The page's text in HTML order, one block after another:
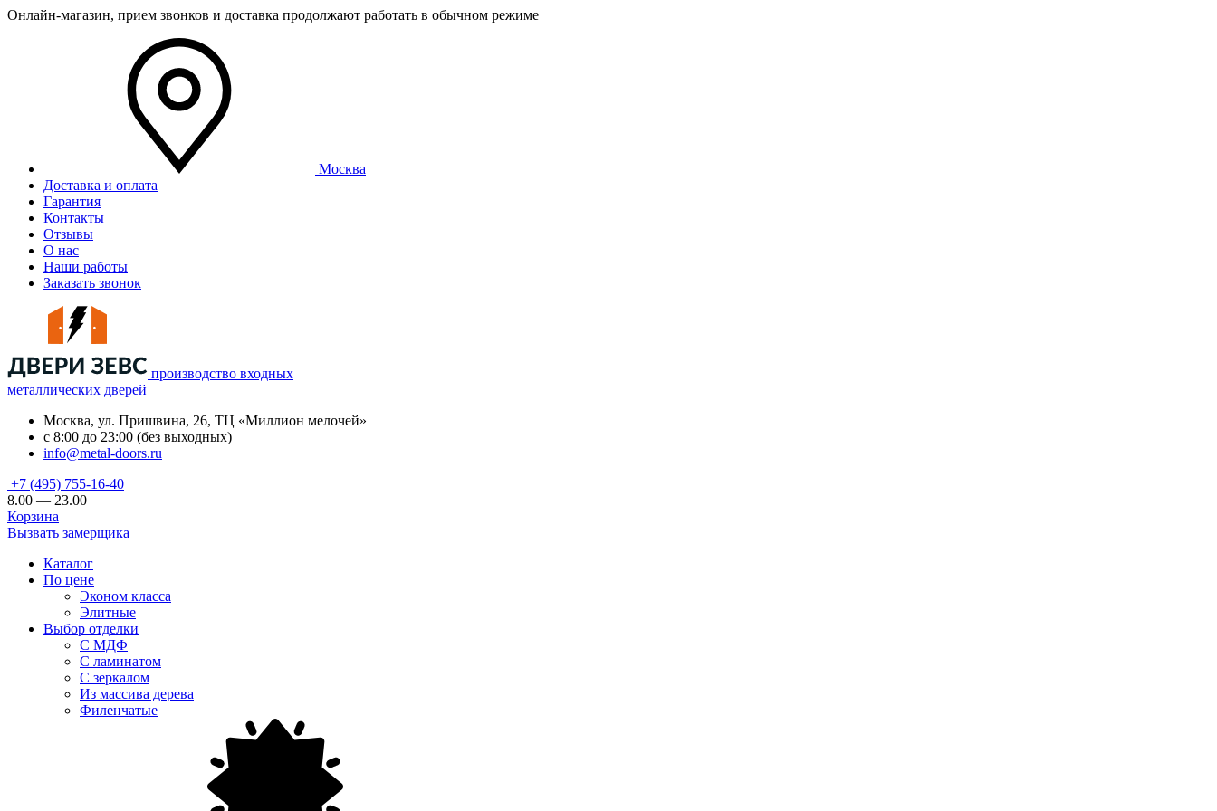
Онлайн-магазин, прием звонков и доставка продолжают работать в обычном режиме
Москва
Доставка и оплата
Гарантия
Контакты
Отзывы
О нас
Наши работы
Заказать звонок
производство входных
металлических дверей
Москва, ул. Пришвина, 26, ТЦ «Миллион мелочей»
с 8:00 до 23:00 (без выходных)
info@metal-doors.ru
+7 (495) 755-16-40
8.00 — 23.00
Корзина
Вызвать замерщика
Каталог
По цене
Эконом класса
Элитные
Выбор отделки
С МДФ
С ламинатом
С зеркалом
Из массива дерева
Филенчатые